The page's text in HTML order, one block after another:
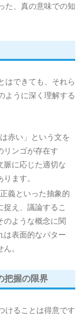
た、真の意味での知
はできても、それら
ように深く理解する
赤い」という文を
リンゴが存在す
脈に応じた適切な
ます。
義といった抽象的
捉え、議論するこ
のような概念に関
は表面的なパター
。
把握の限界
けることは得意です